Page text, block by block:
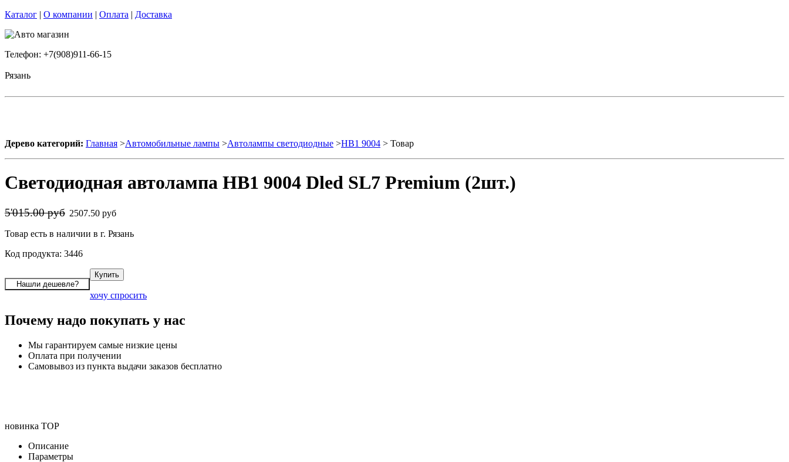
Каталог | О компании | Оплата | Доставка
Телефон: +7(908)911-66-15
Рязань
Дерево категорий: Главная >Автомобильные лампы >Автолампы светодиодные >HB1 9004 > Товар
Светодиодная автолампа HB1 9004 Dled SL7 Premium (2шт.)
5'015.00 руб 2507.50 руб
Товар есть в наличии в г. Рязань
Код продукта: 3446
хочу спросить
Почему надо покупать у нас
Мы гарантируем самые низкие цены
Оплата при получении
Самовывоз из пункта выдачи заказов бесплатно
новинка TOP
Описание
Параметры